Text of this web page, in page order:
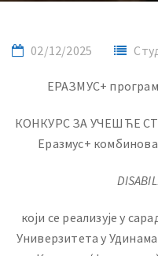
02/12/2025
ЕРАЗМУС+
КОНКУРС ЗА УЧЕШЋЕ
Еразмус+
који се реализује у
Универзитета у